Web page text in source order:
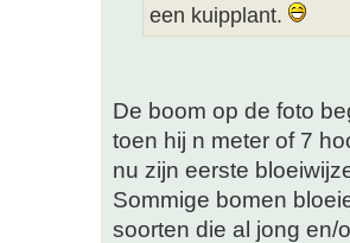
een kuipplant.
De boom op de foto
toen hij n meter of 7
nu zijn eerste
Sommige bomen
soorten die al jong en/